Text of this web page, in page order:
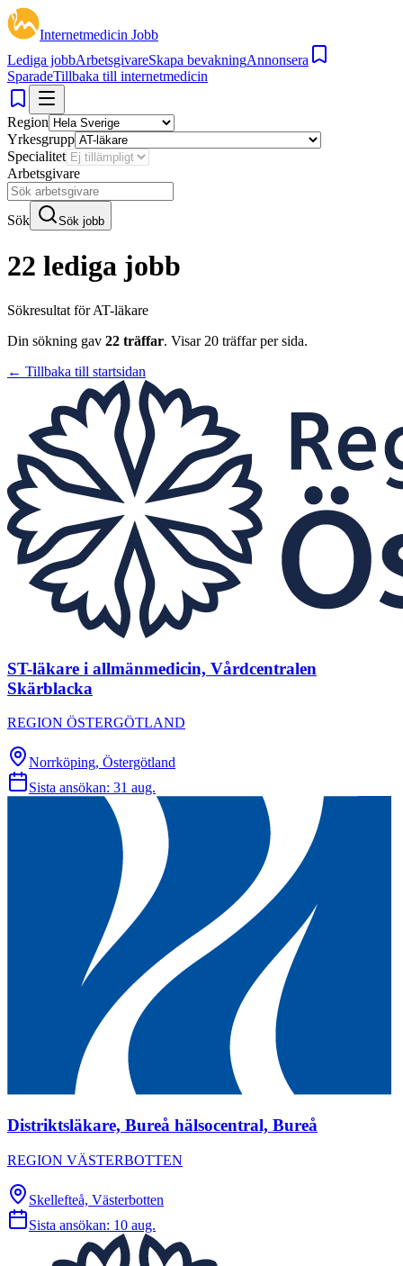
Internetmedicin Jobb
Lediga jobbArbetsgivareSkapa bevakningAnnonsera
SparadeTillbaka till internetmedicin
Region
Yrkesgrupp
Specialitet
Arbetsgivare
Sök Sök jobb
22 lediga jobb
Sökresultat förAT-läkare
Din sökning gav 22 träffar. Visar 20 träffar per sida.
← Tillbaka till startsidan
ST-läkare i allmänmedicin, Vårdcentralen
Skärblacka
REGION ÖSTERGÖTLAND
Norrköping, Östergötland
Sista ansökan: 31 aug.
Distriktsläkare, Bureå hälsocentral, Bureå
REGION VÄSTERBOTTEN
Skellefteå, Västerbotten
Sista ansökan: 10 aug.